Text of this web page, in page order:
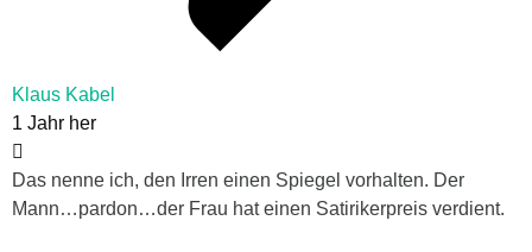
Klaus Kabel
1 Jahr her
Das nenne ich, den Irren einen Spiegel vorhalten. Der
Mann…pardon…der Frau hat einen Satirikerpreis verdient.